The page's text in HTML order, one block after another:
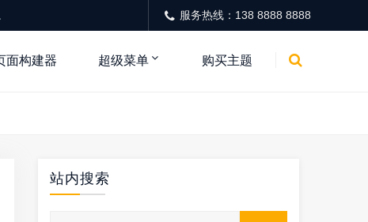
服务热线：138 8888 8888
面构建器 超级菜单 购买主题
站内搜索